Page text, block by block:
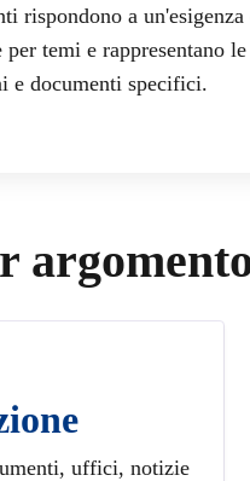
rispondono a
temi e rappresentano
e documenti specifici.
uffici, notizie